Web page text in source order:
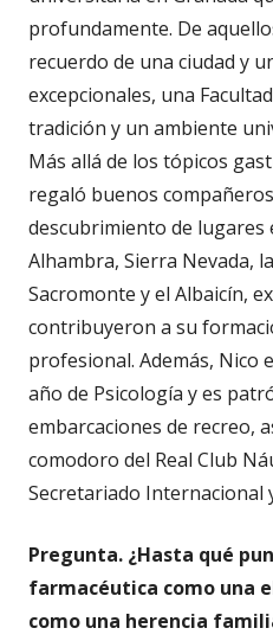
profundamente. De
recuerdo de una ciudad y
excepcionales, una
tradición y un ambiente
Más allá de los tópicos
regaló buenos
descubrimiento de lugares
Alhambra, Sierra Nevada,
Sacromonte y el Albaicín,
contribuyeron a su
profesional. Además, Nico
año de Psicología y es
embarcaciones de recreo,
comodoro del Real Club
Secretariado Internacional
Pregunta. ¿Hasta qué
farmacéutica como una
como una herencia